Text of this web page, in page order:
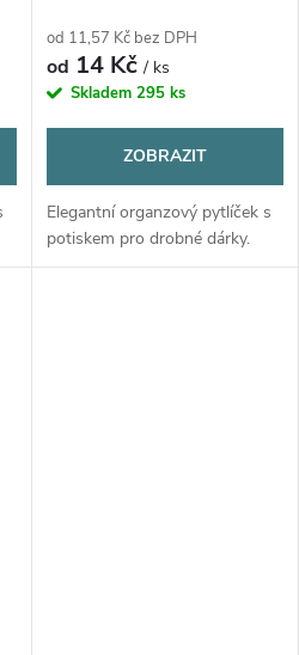
od 11,57 Kč bez DPH
od 14 Kč/ ks
Skladem 295 ks
ZOBRAZIT
Elegantní organzový pytlíček s
potiskem pro drobné dárky.